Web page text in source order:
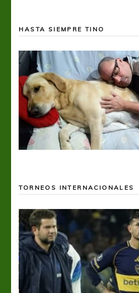
HASTA SIEMPRE TINO
TORNEOS INTERNACIONALES